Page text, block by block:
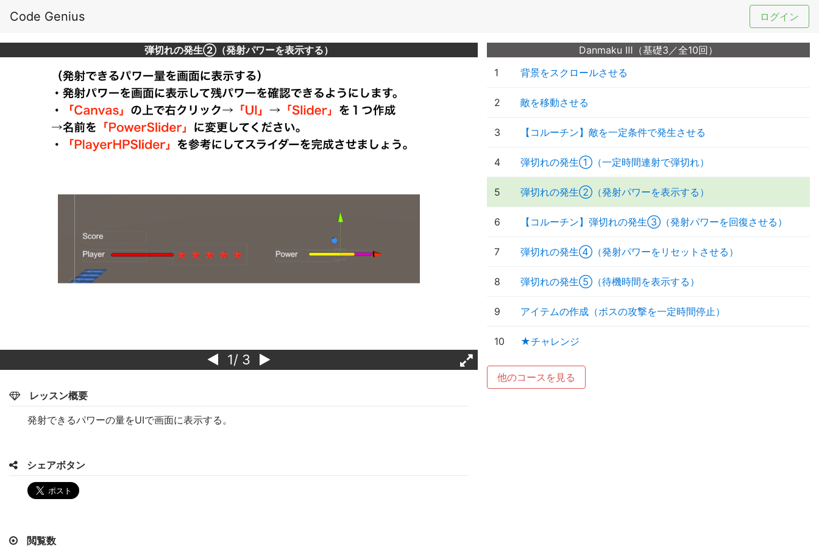
Code Genius ログイン
弾切れの発生②（発射パワーを表示する）
1/ 3
レッスン概要
発射できるパワーの量をUIで画面に表示する。
シェアボタン
閲覧数
Danmaku Ⅲ（基礎3／全10回）
1
背景をスクロールさせる
2 敵を移動させる
3 【コルーチン】敵を一定条件で発生させる
4 弾切れの発生①（一定時間連射で弾切れ）
5 弾切れの発生②（発射パワーを表示する）
6 【コルーチン】弾切れの発生③（発射パワーを回復させる）
7 弾切れの発生④（発射パワーをリセットさせる）
8 弾切れの発生⑤（待機時間を表示する）
9 アイテムの作成（ボスの攻撃を一定時間停止）
10 ★チャレンジ
他のコースを見る